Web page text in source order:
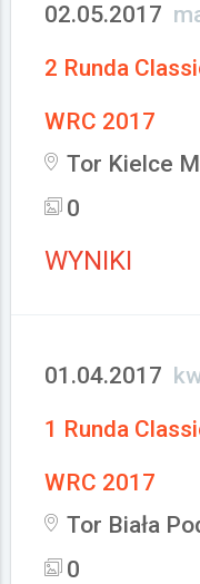
02.05.2017
2 Runda
WRC 2017
Tor Kielce
0
WYNIKI
01.04.2017
1 Runda
WRC 2017
Tor Biała
0